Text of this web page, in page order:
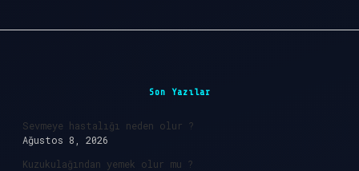
Son Yazılar
Sevmeye hastalığı neden olur ?
Ağustos 8, 2026
Kuzukulağından yemek olur mu ?